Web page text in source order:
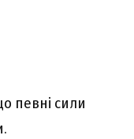
певні сили